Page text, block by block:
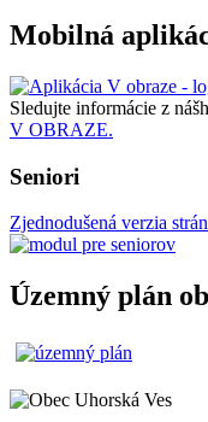
Mobilná
Sledujte informácie z
V OBRAZE.
Seniori
Zjednodušená verzia
Územný plán